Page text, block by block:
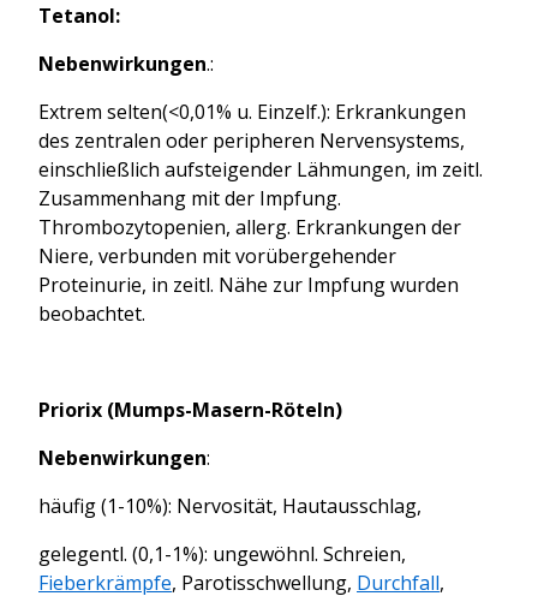
Tetanol:
Nebenwirkungen.:
Extrem selten(<0,01% u. Einzelf.): Erkrankungen
des zentralen oder peripheren Nervensystems,
einschließlich aufsteigender Lähmungen, im zeitl.
Zusammenhang mit der Impfung.
Thrombozytopenien, allerg. Erkrankungen der
Niere, verbunden mit vorübergehender
Proteinurie, in zeitl. Nähe zur Impfung wurden
beobachtet.
Priorix (Mumps-Masern-Röteln)
Nebenwirkungen:
häufig (1-10%): Nervosität, Hautausschlag,
gelegentl. (0,1-1%): ungewöhnl. Schreien,
Fieberkrämpfe, Parotisschwellung, Durchfall,